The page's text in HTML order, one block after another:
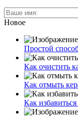
Новое
Простой
Как очистить
Как отмыть
Как